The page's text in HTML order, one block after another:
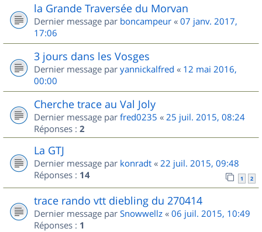
la Grande Traversée du Morvan
Dernier message par boncampeur « 07 janv. 2017,
17:06
3 jours dans les Vosges
Dernier message par yannickalfred « 12 mai 2016,
00:00
Cherche trace au Val Joly
Dernier message par fred0235 « 25 juil. 2015, 08:24
Réponses : 2
La GTJ
Dernier message par konradt « 22 juil. 2015, 09:48
Réponses : 14 1 2
trace rando vtt diebling du 270414
Dernier message par Snowwellz « 06 juil. 2015, 10:49
Réponses : 1